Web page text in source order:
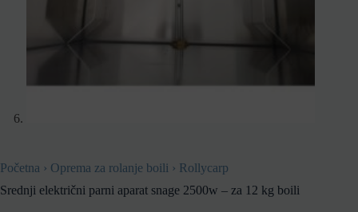
Početna › Oprema za rolanje boili › Rollycarp
Srednji električni parni aparat snage 2500w – za 12 kg boili